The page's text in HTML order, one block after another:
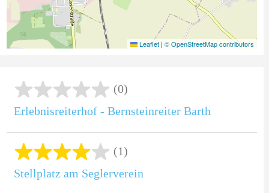
Leaflet | © OpenStreetMap contributors
(0)
Erlebnisreiterhof - Bernsteinreiter Barth
(1)
Stellplatz am Seglerverein